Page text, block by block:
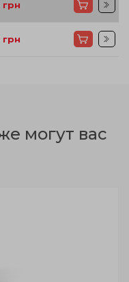
грн
грн
могут вас